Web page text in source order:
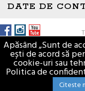
DATE DE
Apăsând „Sunt de
ești de acord să
cookie-uri sau
Politica de
Citeste